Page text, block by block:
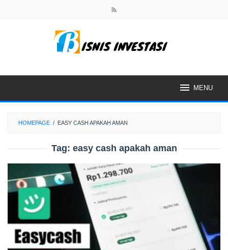
MENU
HOMEPAGE / EASY CASH APAKAH AMAN
Tag: easy cash apakah aman